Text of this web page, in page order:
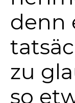
denn
zu
so